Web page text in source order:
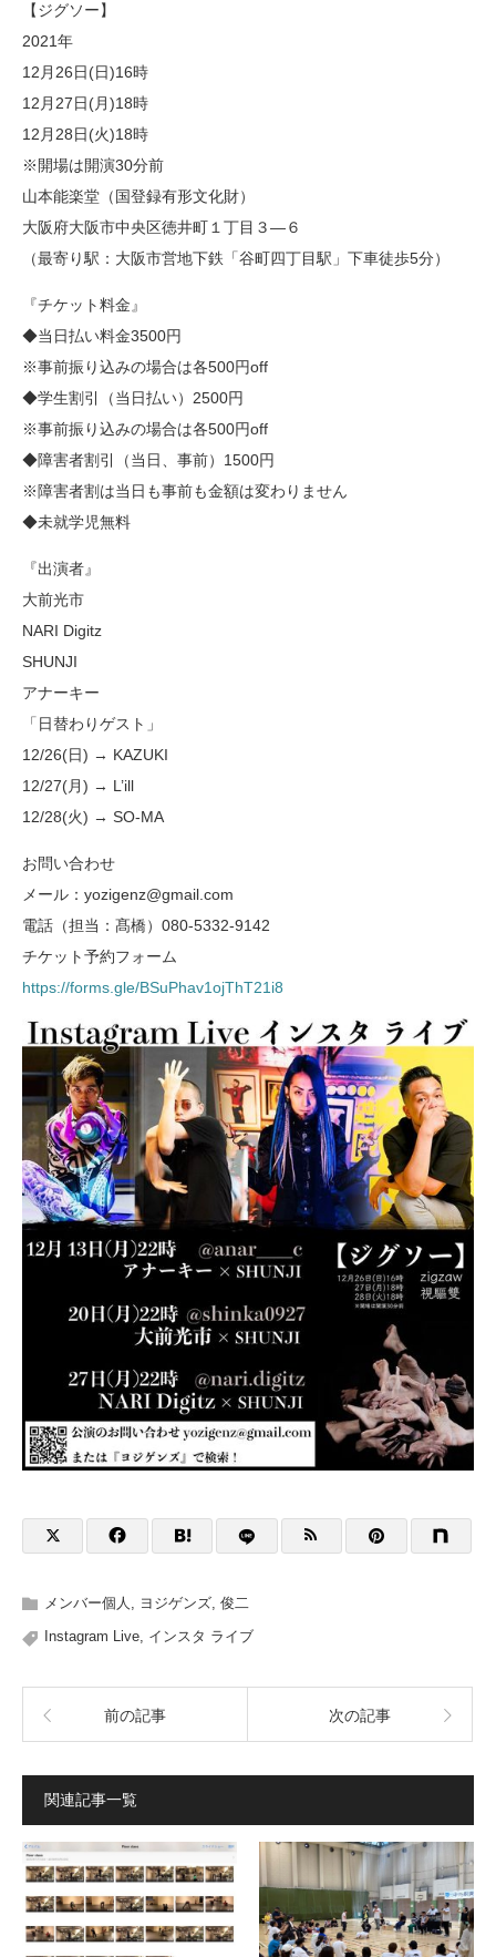
【ジグソー】
2021年
12月26日(日)16時
12月27日(月)18時
12月28日(火)18時
※開場は開演30分前
山本能楽堂（国登録有形文化財）
大阪府大阪市中央区徳井町１丁目３―６
（最寄り駅：大阪市営地下鉄「谷町四丁目駅」下車徒歩5分）
『チケット料金』
◆当日払い料金3500円
※事前振り込みの場合は各500円off
◆学生割引（当日払い）2500円
※事前振り込みの場合は各500円off
◆障害者割引（当日、事前）1500円
※障害者割は当日も事前も金額は変わりません
◆未就学児無料
『出演者』
大前光市
NARI Digitz
SHUNJI
アナーキー
「日替わりゲスト」
12/26(日) → KAZUKI
12/27(月) → L’ill
12/28(火) → SO-MA
お問い合わせ
メール：yozigenz@gmail.com
電話（担当：髙橋）080-5332-9142
チケット予約フォーム
https://forms.gle/BSuPhav1ojThT21i8
メンバー個人 , ヨジゲンズ, 俊二
Instagram Live, インスタ ライブ
前の記事 次の記事
関連記事一覧